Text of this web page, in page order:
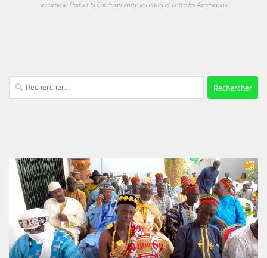
incarne la Paix et la Cohésion entre les états et entre les Américains
Rechercher :